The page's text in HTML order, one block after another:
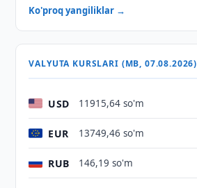
Ko'proq yangiliklar →
VALYUTA KURSLARI (MB, 07.08.2026)
USD 11915,64 so'm
EUR 13749,46 so'm
RUB 146,19 so'm